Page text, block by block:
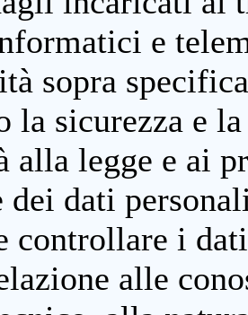
e
sopra
la sicurezza e
alla legge e ai
dei dati
controllare i
alle